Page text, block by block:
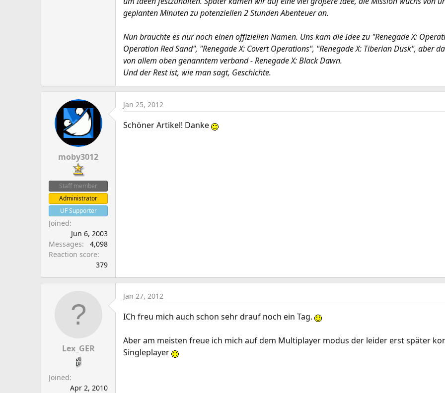
geplanten Minuten zu potenziellen 2 Stunden Abenteuer an.
Nun brauchte es nur noch einen offiziellen Namen. Uns kam die Idee zu "Renegade X:
Operation Red Sand", "Renegade X: Covert Operations", "Renegade X: Tiberian Dusk", aber
von allem oben genanntem verband - Renegade X: Black Dawn.
Und der Rest ist, wie man sagt, Geschichte.
moby3012
Staff member
Administrator
UF Supporter
Joined
Jun 6, 2003
Messages
4,098
Reaction score
379
Jan 25, 2012
Schöner Artikel! Danke
Lex_GER
Joined
Apr 2, 2010
Jan 27, 2012
ICh freu mich auch schon sehr drauf noch ein Tag.
Aber am meisten freue ich mich auf dem Multiplayer modus der leider erst später
Singleplayer